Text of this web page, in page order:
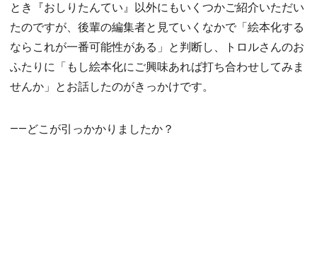
とき『おしりたんてい』以外にもいくつかご紹介いただい
たのですが、後輩の編集者と見ていくなかで「絵本化する
ならこれが一番可能性がある」と判断し、トロルさんのお
ふたりに「もし絵本化にご興味あれば打ち合わせしてみま
せんか」とお話したのがきっかけです。
――どこが引っかかりましたか？